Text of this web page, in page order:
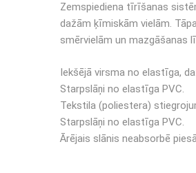
Zemspiediena tīrīšanas
dažām ķīmiskām vielām.
smērvielām un mazgāšanas
Iekšējā virsma no elastīga,
Starpslāņi no elastīga PVC.
Tekstila (poliestera)
Starpslāņi no elastīga PVC.
Ārējais slānis neabsorbē